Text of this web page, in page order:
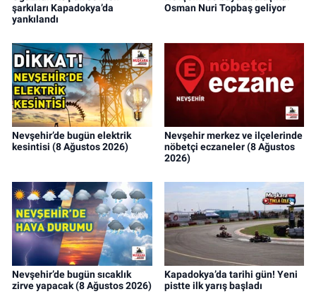
şarkıları Kapadokya’da
yankılandı
Osman Nuri Topbaş geliyor
Nevşehir’de bugün elektrik
kesintisi (8 Ağustos 2026)
Nevşehir merkez ve ilçelerinde
nöbetçi eczaneler (8 Ağustos
2026)
Nevşehir’de bugün sıcaklık
zirve yapacak (8 Ağustos 2026)
Kapadokya’da tarihi gün! Yeni
pistte ilk yarış başladı